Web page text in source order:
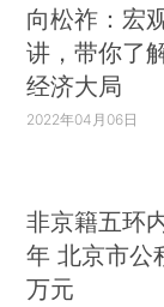
向松祚：宏
讲，带你了
经济大局
2022年04月06日
非京籍五环
年 北京市公
万元